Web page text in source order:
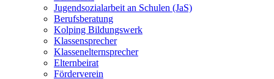
Jugendsozialarbeit an Schulen (JaS)
Berufsberatung
Kolping Bildungswerk
Klassensprecher
Klassenelternsprecher
Elternbeirat
Förderverein